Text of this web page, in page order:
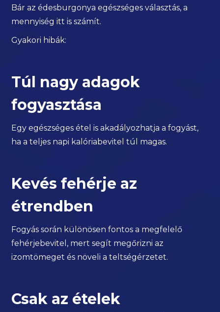
Bár az édesburgonya egészséges választás, a
mennyiség itt is számít.
Gyakori hibák:
Túl nagy adagok
fogyasztása
Egy egészséges étel is akadályozhatja a fogyást,
ha a teljes napi kalóriabevitel túl magas.
Kevés fehérje az
étrendben
Fogyás során különösen fontos a megfelelő
fehérjebevitel, mert segít megőrizni az
izomtömeget és növeli a teltségérzetet.
Csak az ételek